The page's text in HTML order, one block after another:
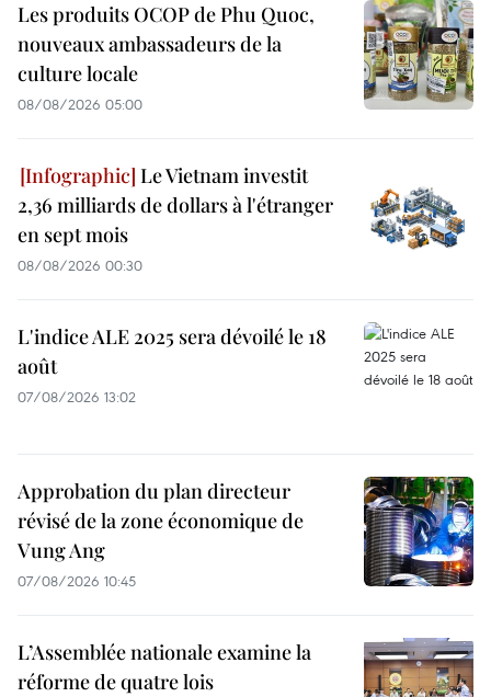
Les produits OCOP de Phu Quoc,
nouveaux ambassadeurs de la
culture locale
08/08/2026 05:00
Le Vietnam investit
2,36 milliards de dollars à l'étranger
en sept mois
08/08/2026 00:30
L'indice ALE 2025 sera dévoilé le 18
août
07/08/2026 13:02
Approbation du plan directeur
révisé de la zone économique de
Vung Ang
07/08/2026 10:45
L’Assemblée nationale examine la
réforme de quatre lois